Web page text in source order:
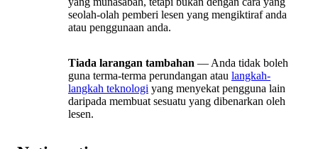
seolah-olah pemberi lesen yang mengiktiraf anda
atau penggunaan anda.
Tiada larangan tambahan — Anda tidak boleh
guna terma-terma perundangan atau langkah-
langkah teknologi yang menyekat pengguna lain
daripada membuat sesuatu yang dibenarkan oleh
lesen.